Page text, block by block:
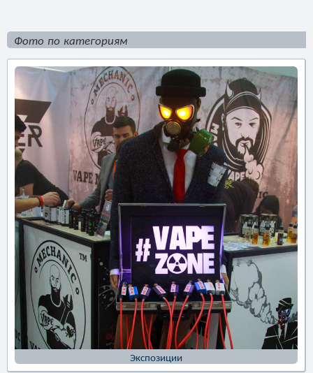
Фото по категориям
Экспозиции